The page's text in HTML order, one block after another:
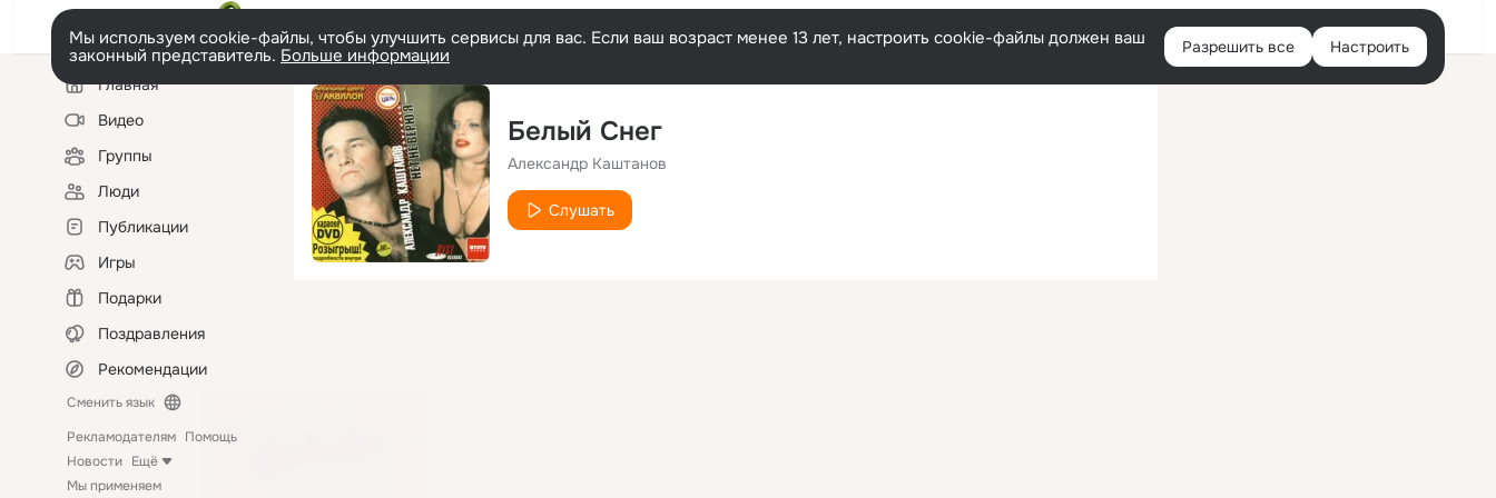
Войти
Мы используем cookie-файлы, чтобы улучшить сервисы для вас. Если ваш возраст менее 13 лет, настроить cookie-файлы должен ваш
законный представитель. Больше информации Разрешить все Настроить
Левая
колонкаГлавная
Видео
Группы
Люди
Публикации
Игры
Подарки
Поздравления
Рекомендации
Сменить язык
Рекламодателям Помощь
Новости Ещё
Мы применяем
Белый Снег
Александр Каштанов
Слушать